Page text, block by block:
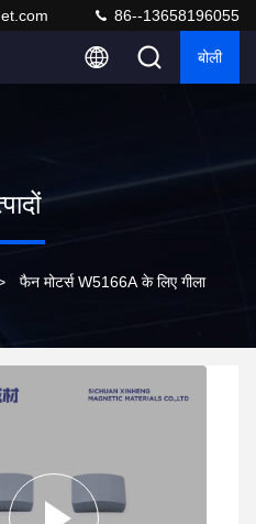
86--13658196055
बोली
फैन मोटर्स W5166A के लिए गीला